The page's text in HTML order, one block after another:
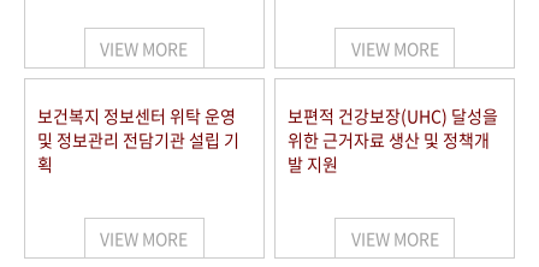
VIEW MORE VIEW MORE
보건복지 정보센터 위탁 운영
및 정보관리 전담기관 설립 기
획
VIEW MORE
보편적 건강보장(UHC) 달성을
위한 근거자료 생산 및 정책개
발 지원
VIEW MORE